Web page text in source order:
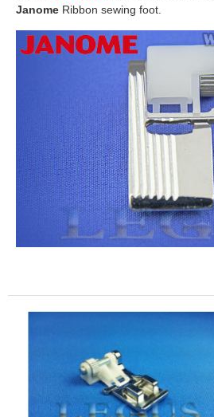
Janome Ribbon sewing foot.